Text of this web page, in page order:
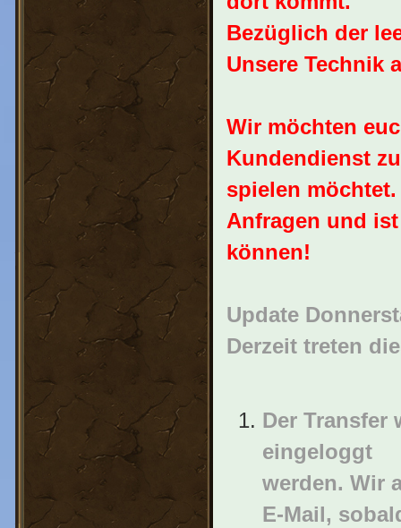
Bezüglich der
Unsere Technik
Wir möchten
Kundendienst
spielen
Anfragen und
können!
Update
Derzeit treten
Der Transfer
eingeloggt
werden. Wir
E-Mail,